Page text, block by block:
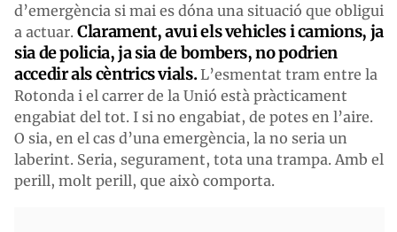
d’emergència si mai es dóna una situació que obligui
a actuar. Clarament, avui els vehicles i camions, ja
sia de policia, ja sia de bombers, no podrien
accedir als cèntrics vials.L’esmentat tram entre la
Rotonda i el carrer de la Unió està pràcticament
engabiat del tot. I si no engabiat, de potes en l’aire.
O sia, en el cas d’una emergència, la no seria un
laberint. Seria, segurament, tota una trampa. Amb el
perill, molt perill, que això comporta.